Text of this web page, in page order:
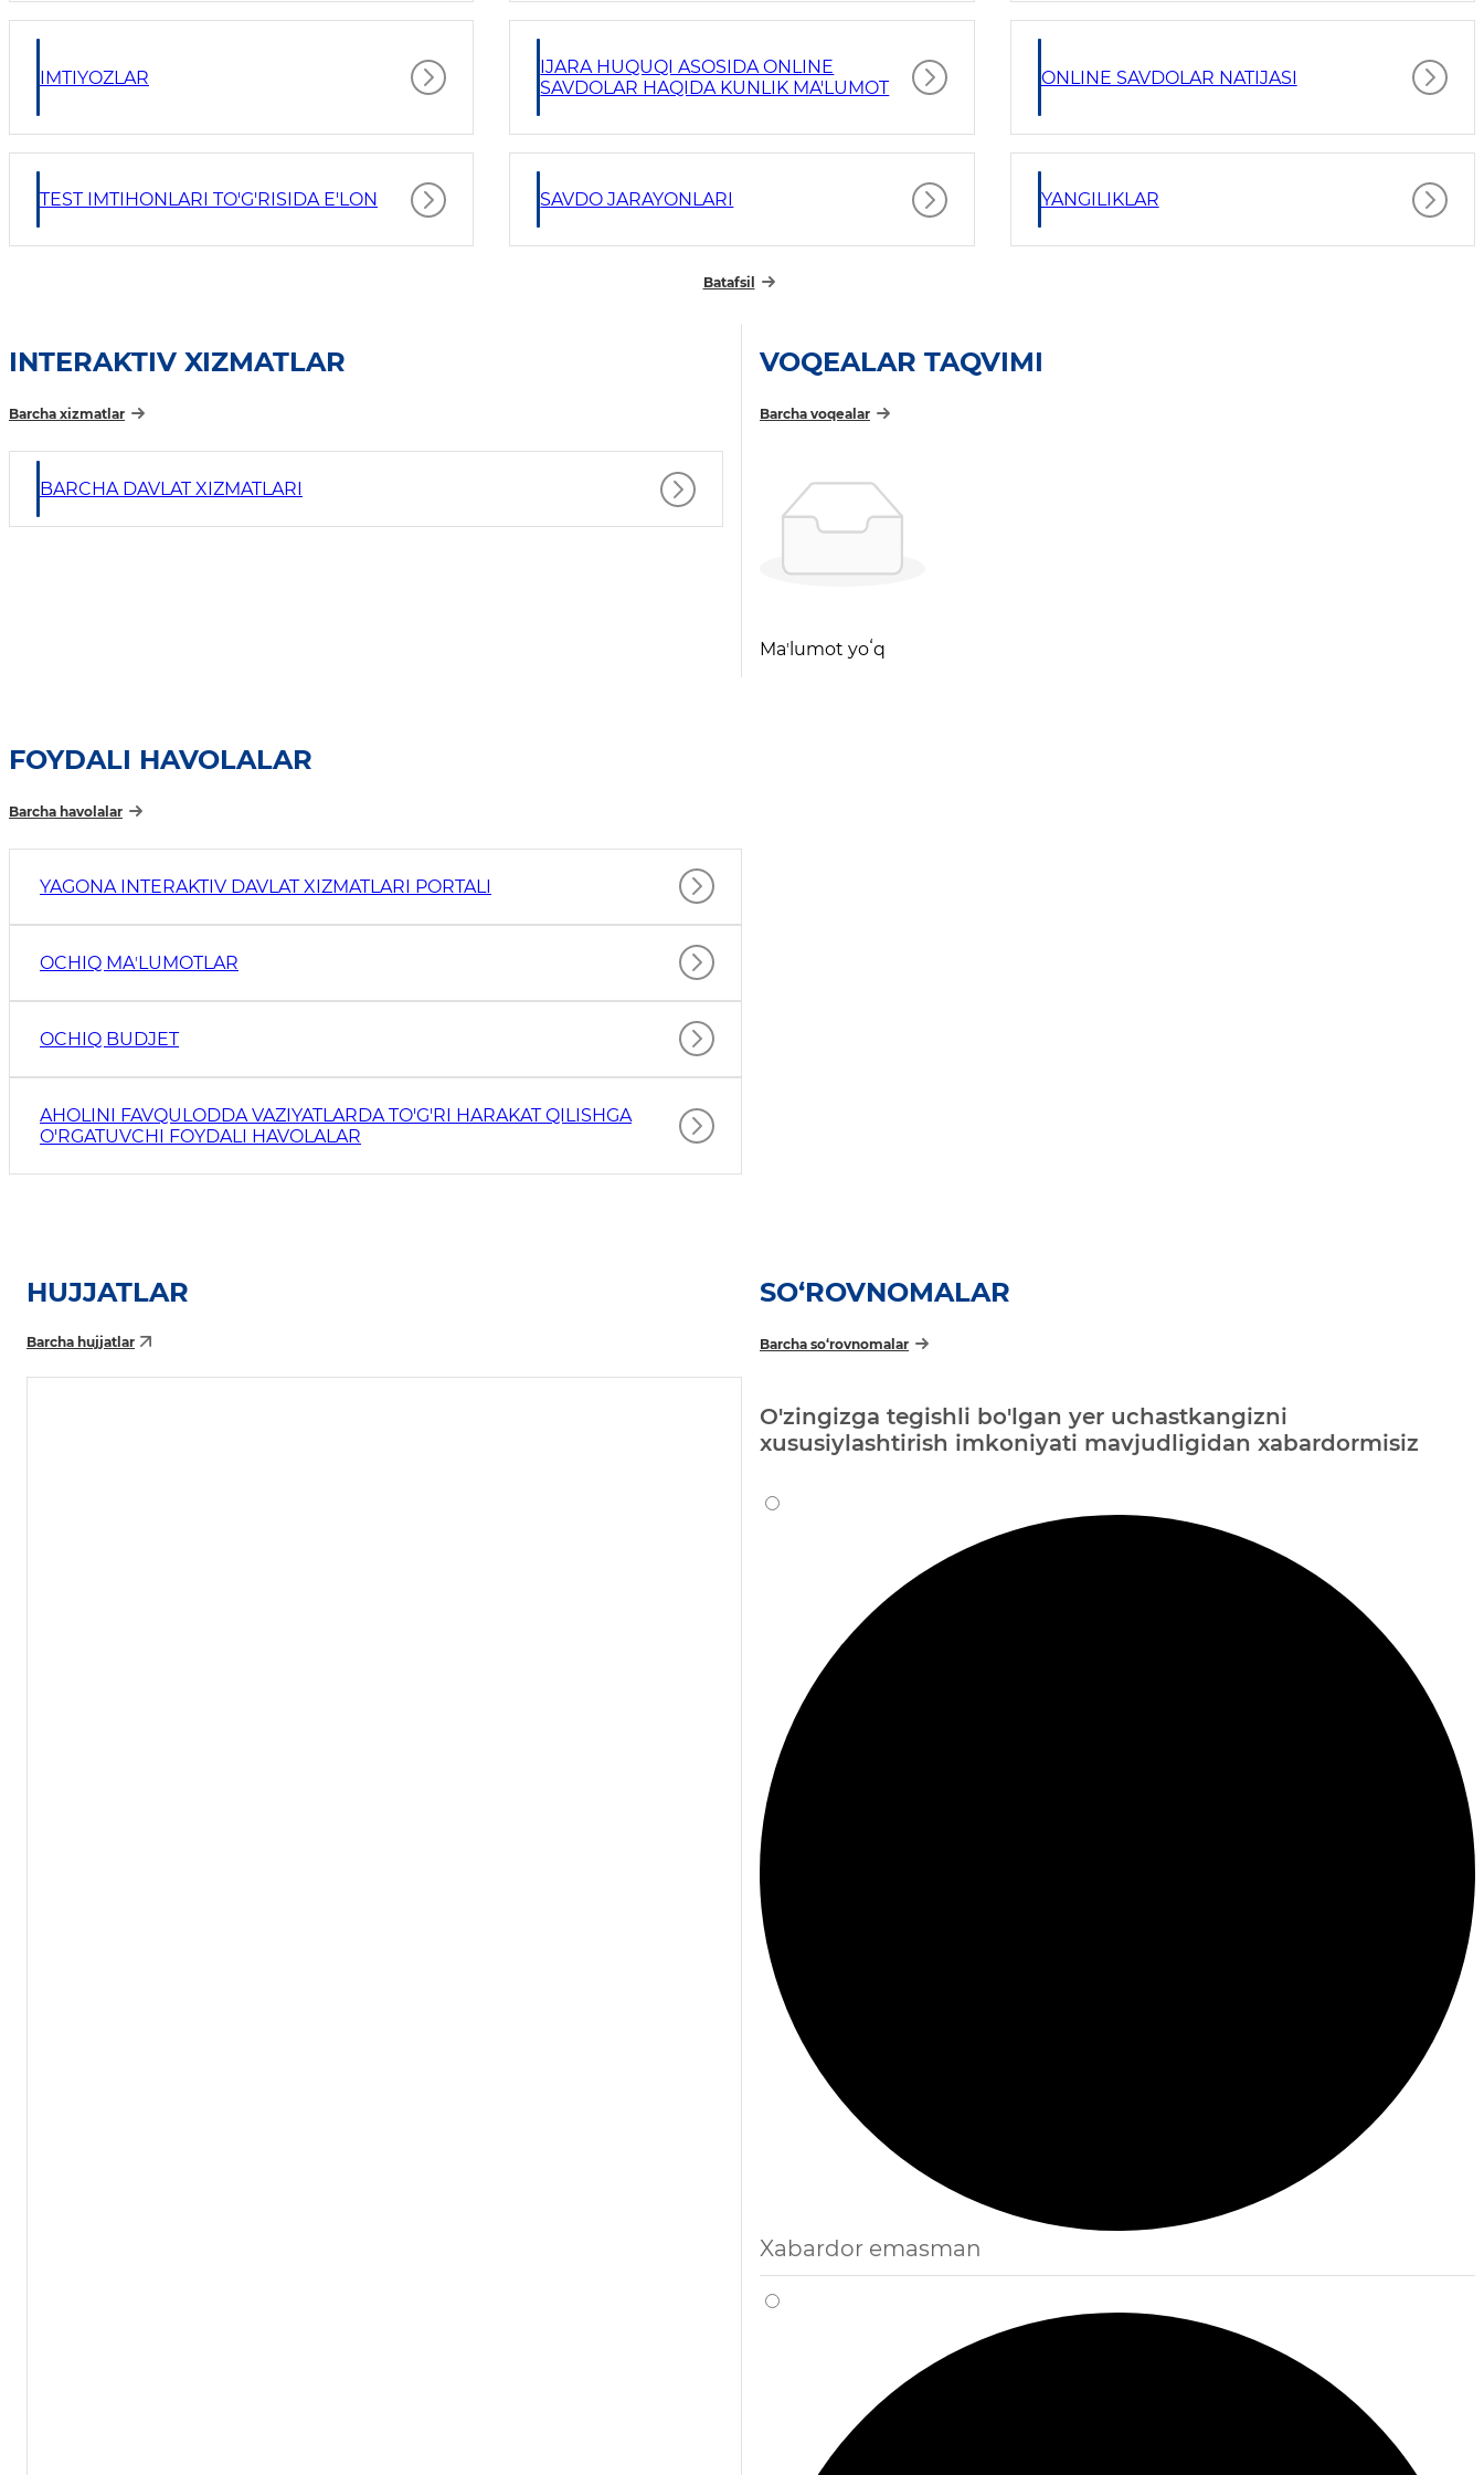
IMTIYOZLAR
IJARA HUQUQI ASOSIDA ONLINE
SAVDOLAR HAQIDA KUNLIK MA'LUMOT
ONLINE SAVDOLAR NATIJASI
TEST IMTIHONLARI TO'G'RISIDA E'LON SAVDO JARAYONLARI YANGILIKLAR
Batafsil
INTERAKTIV XIZMATLAR
Barcha xizmatlar
BARCHA DAVLAT XIZMATLARI
VOQEALAR TAQVIMI
Barcha voqealar
Maʼlumot yoʻq
FOYDALI HAVOLALAR
Barcha havolalar
YAGONA INTERAKTIV DAVLAT XIZMATLARI PORTALI
OCHIQ MAʼLUMOTLAR
OCHIQ BUDJET
AHOLINI FAVQULODDA VAZIYATLARDA TO'G'RI HARAKAT QILISHGA
O'RGATUVCHI FOYDALI HAVOLALAR
HUJJATLAR
Barcha hujjatlar
SO‘ROVNOMALAR
Barcha so‘rovnomalar
O'zingizga tegishli bo'lgan yer uchastkangizni
xususiylashtirish imkoniyati mavjudligidan xabardormisiz
Xabardor emasman